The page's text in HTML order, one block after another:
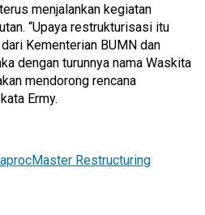
menjalankan kegiatan
“Upaya restrukturisasi itu
Kementerian BUMN dan
dengan turunnya nama Waskita
mendorong rencana
Ermy.
Master Restructuring